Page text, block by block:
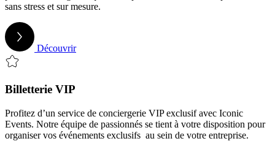
sans stress et sur mesure.
Découvrir
Billetterie VIP
Profitez d’un service de conciergerie VIP exclusif avec Iconic
Events. Notre équipe de passionnés se tient à votre disposition pour
organiser vos événements exclusifs au sein de votre entreprise.